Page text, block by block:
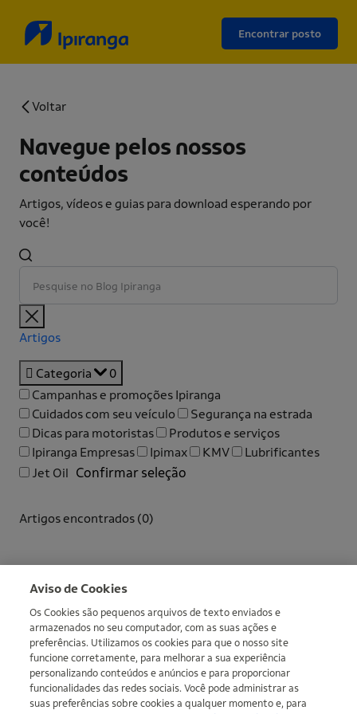
Encontrar posto
Voltar
Navegue pelos nossos
conteúdos
Artigos, vídeos e guias para download esperando por
você!
Artigos
Categoria
0
Campanhas e promoções Ipiranga
Cuidados com seu veículo
Segurança na estrada
Dicas para motoristas
Produtos e serviços
Ipiranga Empresas
Ipimax KMV
Lubrificantes
Jet Oil Confirmar seleção
Artigos encontrados (0)
Aviso de Cookies
Os Cookies são pequenos arquivos de texto enviados e
armazenados no seu computador, com as suas ações e
preferências. Utilizamos os cookies para que o nosso site
funcione corretamente, para melhorar a sua experiência
personalizando conteúdos e anúncios e para proporcionar
funcionalidades das redes sociais. Você pode administrar as
suas preferências sobre cookies a qualquer momento e, para